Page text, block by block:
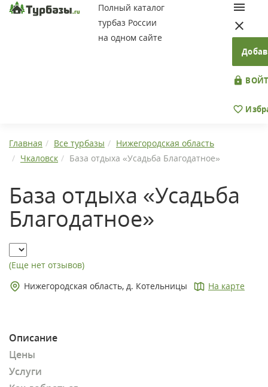
Полный каталог
турбаз России
на одном сайте
Главная Все турбазы
Нижегородская область
Чкаловск
База отдыха «Усадьба Благодатное»
База отдыха «Усадьба
Благодатное»
(Еще нет отзывов)
Нижегородская область, д. Котельницы
На карте
Описание
Цены
Услуги